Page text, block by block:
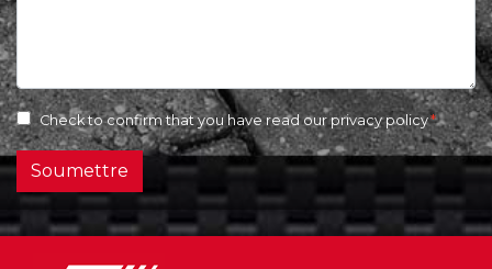
Check to confirm that you have read our privacy policy
Soumettre